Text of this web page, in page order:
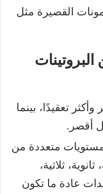
القصيرة مثل
وأكثر تعقيدًا، بينما
أقصر.
مستويات متعددة من
ثلاثية،
عادة ما تكون